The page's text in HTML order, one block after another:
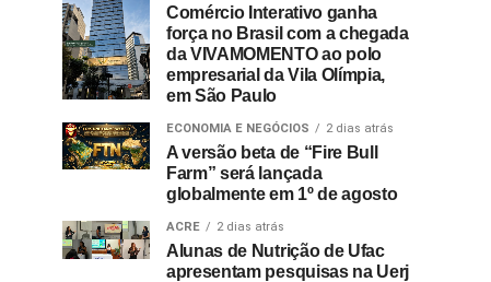
Comércio Interativo ganha
força no Brasil com a chegada
da VIVAMOMENTO ao polo
empresarial da Vila Olímpia,
em São Paulo
ECONOMIA E NEGÓCIOS 2 dias atrás
A versão beta de “Fire Bull
Farm” será lançada
globalmente em 1º de agosto
ACRE 2 dias atrás
Alunas de Nutrição de Ufac
apresentam pesquisas na Uerj